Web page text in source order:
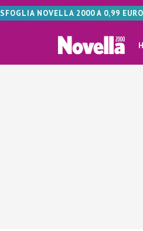
SFOGLIA NOVELLA 2000 A 0,99